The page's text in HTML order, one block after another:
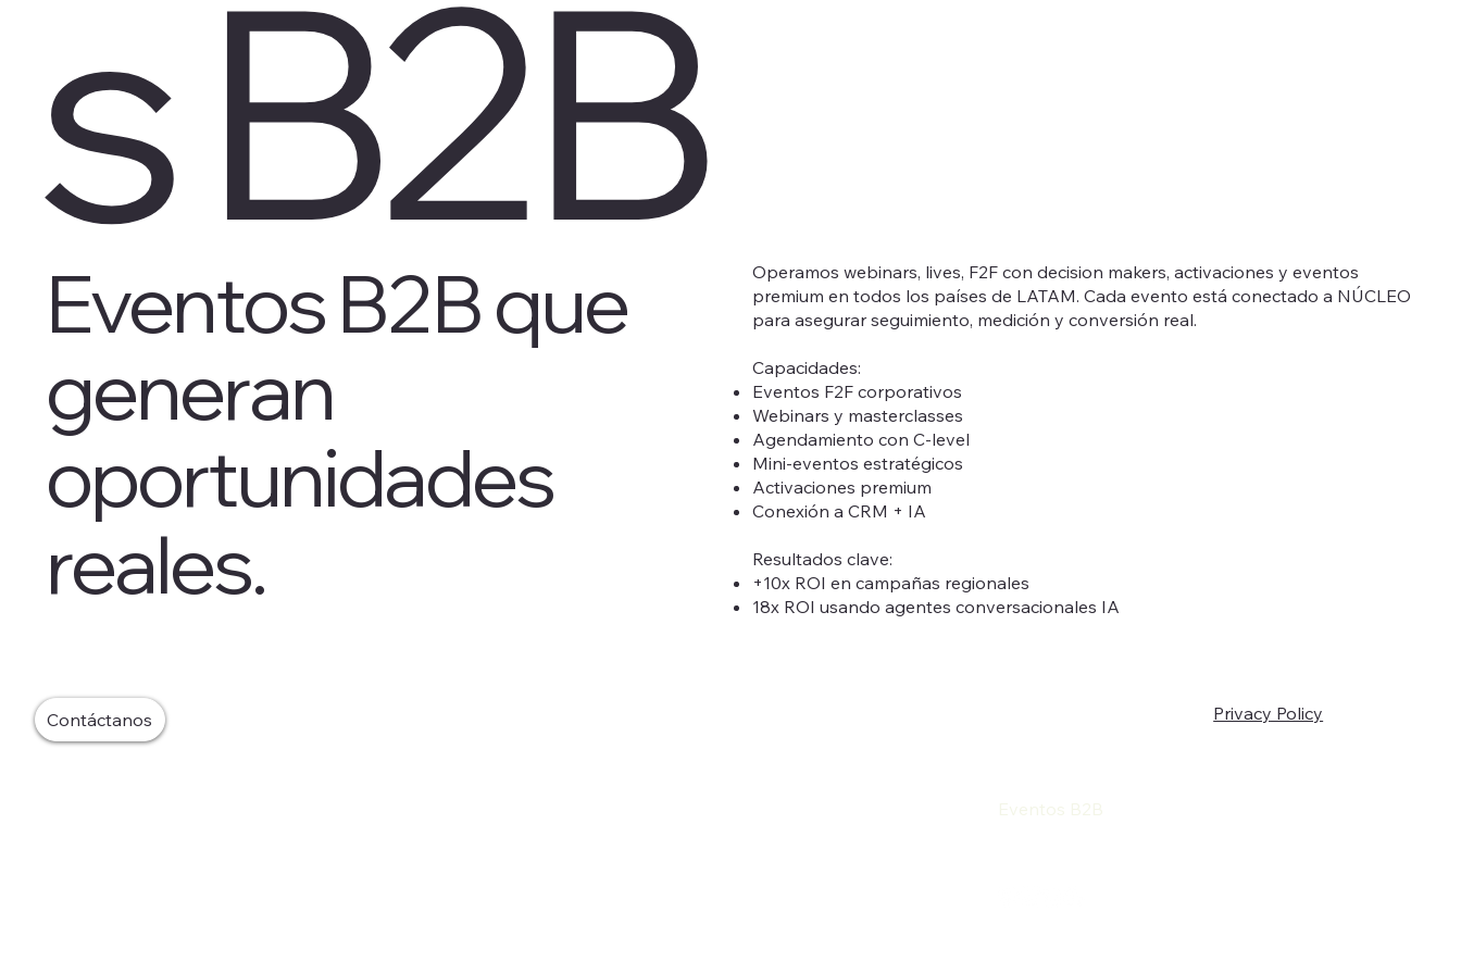
s B2B
Eventos B2B que
generan
oportunidades
reales.
Operamos webinars, lives, F2F con decision makers, activaciones y eventos
premium en todos los países de LATAM. Cada evento está conectado a NÚCLEO
para asegurar seguimiento, medición y conversión real.
Capacidades:
Eventos F2F corporativos
Webinars y masterclasses
Agendamiento con C-level
Mini-eventos estratégicos
Activaciones premium
Conexión a CRM + IA
Resultados clave:
+10x ROI en campañas regionales
18x ROI usando agentes conversacionales IA
Contáctanos
Eventos B2B
Privacy Policy